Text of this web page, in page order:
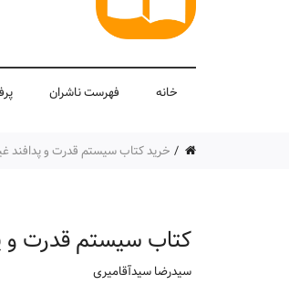
خانه فهرست ناشران
خرید کتاب سیستم قدرت و پدافند
کتاب سیستم قدرت و
سیدرضا سیدآقامیری